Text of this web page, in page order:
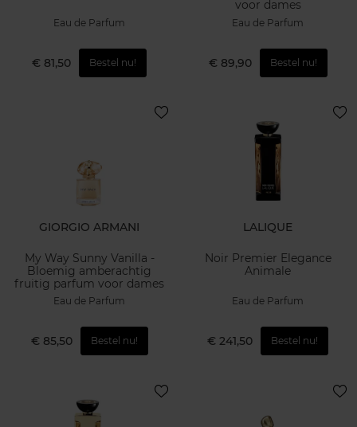
Eau de Parfum
€ 81,50 Bestel nu!
voor dames
Eau de Parfum
€ 89,90 Bestel nu!
GIORGIO ARMANI
My Way Sunny Vanilla -
Bloemig amberachtig
fruitig parfum voor dames
Eau de Parfum
€ 85,50 Bestel nu!
LALIQUE
Noir Premier Elegance
Animale
Eau de Parfum
€ 241,50 Bestel nu!